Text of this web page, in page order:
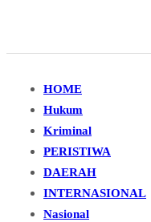
HOME
Hukum
Kriminal
PERISTIWA
DAERAH
INTERNASIONAL
Nasional